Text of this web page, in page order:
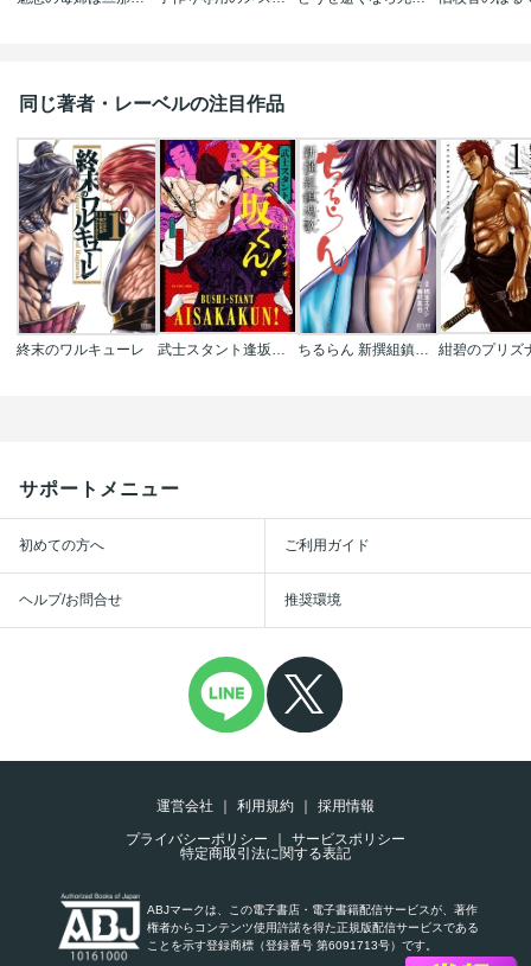
同じ著者・レーベルの注目作品
終末のワルキューレ 武士スタント逢坂くん! ちるらん 新撰組鎮魂歌 紺碧のプリズ
サポートメニュー
初めての方へ ご利用ガイド
ヘルプ/お問合せ 推奨環境
運営会社 利用規約
採用情報
プライバシーポリシー
サービスポリシー
特定商取引法に関する表記
ABJマークは、この電子書店・電子書籍配信サービスが、著作
権者からコンテンツ使用許諾を得た正規版配信サービスである
ことを示す登録商標（登録番号 第6091713号）です。